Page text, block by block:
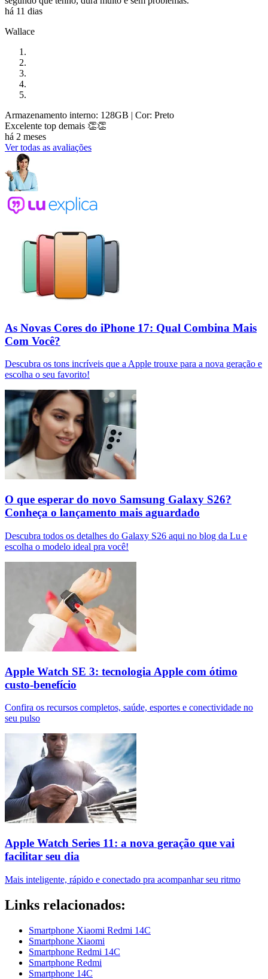
há 11 dias
Wallace
Armazenamento interno: 128GB | Cor: Preto
Excelente top demais 👏👏
há 2 meses
Ver todas as avaliações
As Novas Cores do iPhone 17: Qual Combina Mais
Com Você?
Descubra os tons incríveis que a Apple trouxe para a nova geração e
escolha o seu favorito!
O que esperar do novo Samsung Galaxy S26?
Conheça o lançamento mais aguardado
Descubra todos os detalhes do Galaxy S26 aqui no blog da Lu e
escolha o modelo ideal pra você!
Apple Watch SE 3: tecnologia Apple com ótimo
custo-benefício
Confira os recursos completos, saúde, esportes e conectividade no
seu pulso
Apple Watch Series 11: a nova geração que vai
facilitar seu dia
Mais inteligente, rápido e conectado pra acompanhar seu ritmo
Links relacionados:
Smartphone Xiaomi Redmi 14C
Smartphone Xiaomi
Smartphone Redmi 14C
Smartphone Redmi
Smartphone 14C